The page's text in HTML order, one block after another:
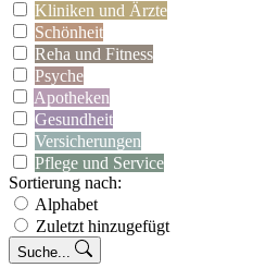
Kliniken und Ärzte
Schönheit
Reha und Fitness
Psyche
Apotheken
Gesundheit
Versicherungen
Pflege und Service
Sortierung nach:
Alphabet
Zuletzt hinzugefügt
Suche...